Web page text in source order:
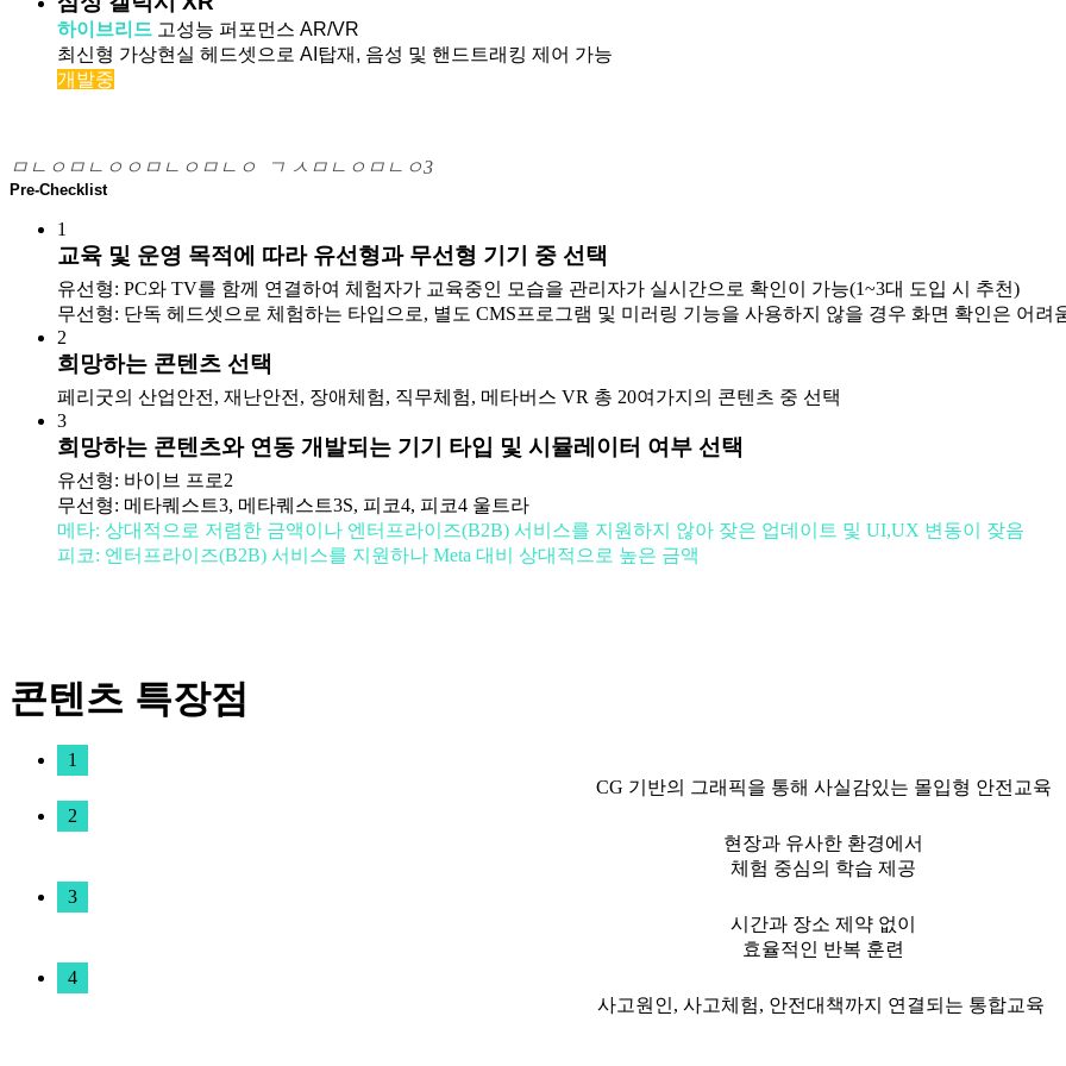
하이브리드 고성능 퍼포먼스 AR/VR
최신형 가상현실 헤드셋으로 AI탑재, 음성 및 핸드트래킹 제어 가능
개발중
ㅁㄴㅇㅁㄴㅇㅇㅁㄴㅇㅁㄴㅇ ㄱ ㅅㅁㄴㅇㅁㄴㅇ3
Pre-Checklist
1
교육 및 운영 목적에 따라 유선형과 무선형 기기 중 선택
유선형: PC와 TV를 함께 연결하여 체험자가 교육중인 모습을 관리자가 실시간으로 확인이 가능(1~3대 도입 시 추천)
무선형: 단독 헤드셋으로 체험하는 타입으로, 별도 CMS프로그램 및 미러링 기능을 사용하지 않을 경우 화면 확인은 어려
2
희망하는 콘텐츠 선택
페리굿의 산업안전, 재난안전, 장애체험, 직무체험, 메타버스 VR 총 20여가지의 콘텐츠 중 선택
3
희망하는 콘텐츠와 연동 개발되는 기기 타입 및 시뮬레이터 여부 선택
유선형: 바이브 프로2
무선형: 메타퀘스트3, 메타퀘스트3S, 피코4, 피코4 울트라
메타: 상대적으로 저렴한 금액이나 엔터프라이즈(B2B) 서비스를 지원하지 않아 잦은 업데이트 및 UI,UX 변동이 잦음
피코: 엔터프라이즈(B2B) 서비스를 지원하나 Meta 대비 상대적으로 높은 금액
콘텐츠 특장점
1
CG 기반의 그래픽을 통해 사실감있는 몰입형 안전교육
2
현장과 유사한 환경에서
체험 중심의 학습 제공
3
시간과 장소 제약 없이
효율적인 반복 훈련
4
사고원인, 사고체험, 안전대책까지 연결되는 통합교육